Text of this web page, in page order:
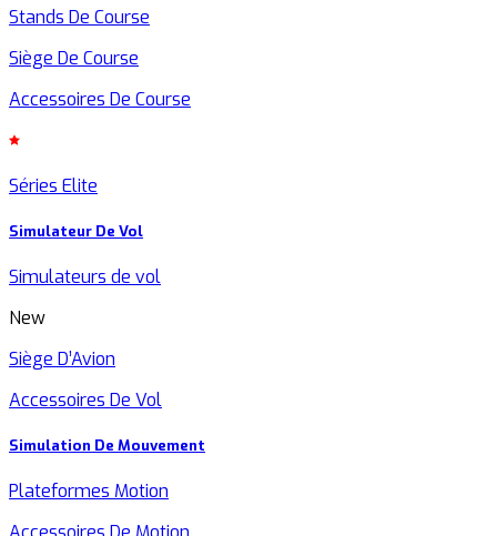
Stands De Course
Siège De Course
Accessoires De Course
Séries Elite
Simulateur De Vol
Simulateurs de vol
New
Siège D’Avion
Accessoires De Vol
Simulation De Mouvement
Plateformes Motion